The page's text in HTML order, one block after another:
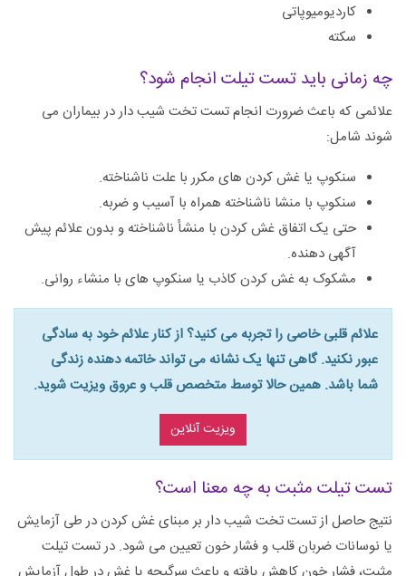
کاردیومیوپاتی
سکته
چه زمانی باید تست تیلت انجام شود؟
علائمی که باعث ضرورت انجام تست تخت شیب دار در بیماران می
شوند شامل:
سنکوپ یا غش کردن های مکرر با علت ناشناخته.
سنکوپ با منشا ناشناخته همراه با آسیب و ضربه.
حتی یک اتفاق غش کردن با منشأ ناشناخته و بدون علائم پیش
آگهی دهنده.
مشکوک به غش کردن کاذب یا سنکوپ های با منشاء روانی.
علائم قلبی خاصی را تجربه می کنید؟ از کنار علائم خود به سادگی
عبور نکنید. گاهی تنها یک نشانه می تواند خاتمه دهنده زندگی
شما باشد. همین حالا توسط متخصص قلب و عروق ویزیت شوید.
ویزیت آنلاین
تست تیلت مثبت به چه معنا است؟
نتیج حاصل از تست تخت شیب دار بر مبنای غش کردن در طی آزمایش
یا نوسانات ضربان قلب و فشار خون تعیین می شود. در تست تیلت